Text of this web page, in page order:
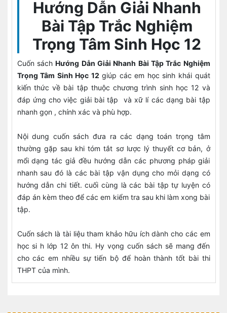
Hướng Dẫn Giải Nhanh
Bài Tập Trắc Nghiệm
Trọng Tâm Sinh Học 12
Cuốn sáchHướng Dẫn Giải Nhanh Bài Tập Trắc Nghiệm
Trọng Tâm Sinh Học 12 giúp các em học sinh khái quát
kiến thức về bài tập thuộc chương trình sinh học 12 và
đáp ứng cho việc giải bài tập và xữ lí các dạng bài tập
nhanh gọn , chính xác và phù hợp.
Nội dung cuốn sách đưa ra các dạng toán trọng tâm
thường gặp sau khi tóm tắt sơ lược lý thuyết cơ bản, ở
mổi dạng tác giả đều hướng dẫn các phương pháp giải
nhanh sau đó là các bài tập vận dụng cho mỏi dạng có
hướng dẫn chi tiết. cuối cùng là các bài tập tự luyện có
đáp án kèm theo để các em kiểm tra sau khi làm xong bài
tập.
Cuốn sách là tài liệu tham khảo hữu ích dành cho các em
học si h lớp 12 ôn thi. Hy vọng cuốn sách sẽ mang đến
cho các em nhiều sự tiến bộ để hoàn thành tốt bài thi
THPT của mình.